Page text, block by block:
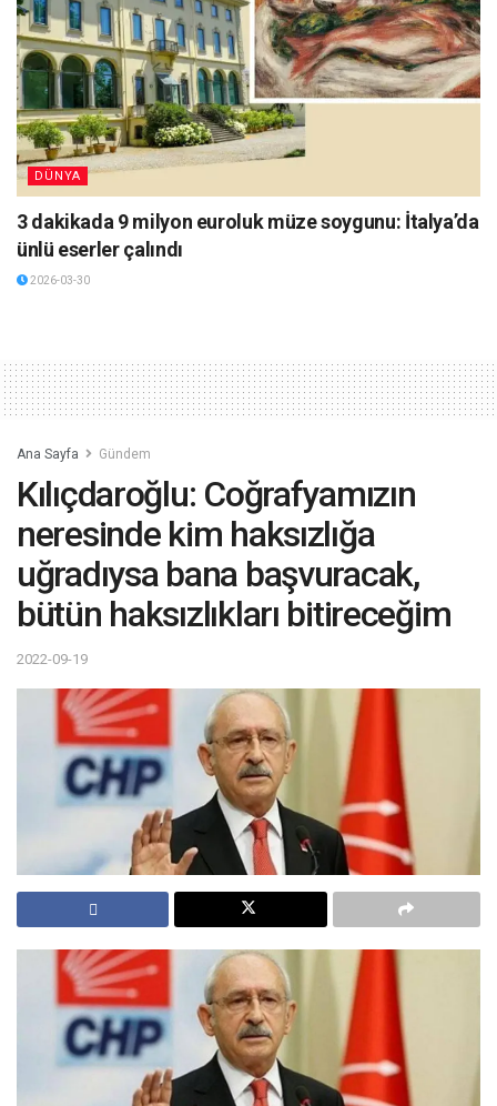
DÜNYA
3 dakikada 9 milyon euroluk müze soygunu: İtalya’da
ünlü eserler çalındı
2026-03-30
Ana Sayfa Gündem
Kılıçdaroğlu: Coğrafyamızın
neresinde kim haksızlığa
uğradıysa bana başvuracak,
bütün haksızlıkları bitireceğim
2022-09-19